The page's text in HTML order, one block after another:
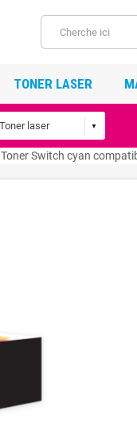
TONER LASER
Toner Switch cyan